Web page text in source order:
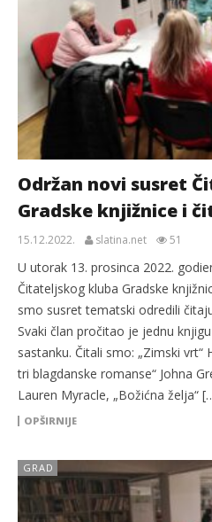
Održan novi susret
Gradske knjižnice i
15.12.2022. slatina.net 51
U utorak 13. prosinca 2022.
Čitateljskog kluba Gradske
smo susret tematski odredili
Svaki član pročitao je jednu
sastanku. Čitali smo: „Zimski vrt“
tri blagdanske romanse“ Johna
Lauren Myracle, „Božićna želja“
OPŠIRNIJE
GRAD